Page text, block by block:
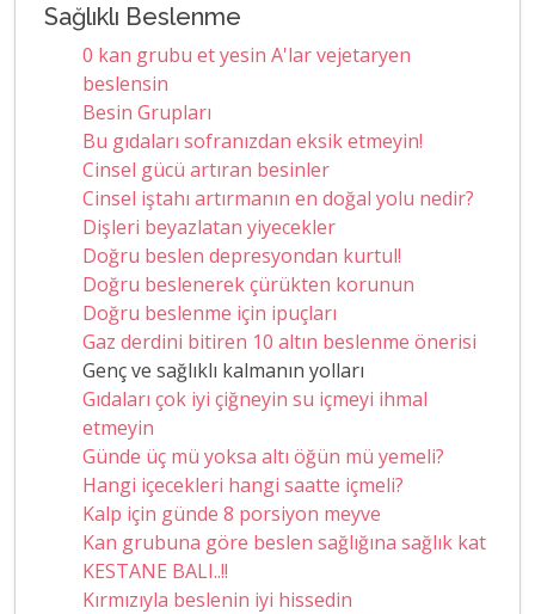
Sağlıklı Beslenme
0 kan grubu et yesin A'lar vejetaryen
beslensin
Besin Grupları
Bu gıdaları sofranızdan eksik etmeyin!
Cinsel gücü artıran besinler
Cinsel iştahı artırmanın en doğal yolu nedir?
Dişleri beyazlatan yiyecekler
Doğru beslen depresyondan kurtul!
Doğru beslenerek çürükten korunun
Doğru beslenme için ipuçları
Gaz derdini bitiren 10 altın beslenme önerisi
Genç ve sağlıklı kalmanın yolları
Gıdaları çok iyi çiğneyin su içmeyi ihmal
etmeyin
Günde üç mü yoksa altı öğün mü yemeli?
Hangi içecekleri hangi saatte içmeli?
Kalp için günde 8 porsiyon meyve
Kan grubuna göre beslen sağlığına sağlık kat
KESTANE BALI..!!
Kırmızıyla beslenin iyi hissedin